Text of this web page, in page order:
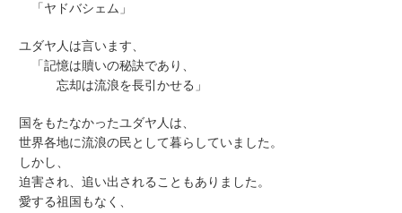
「ヤドバシェム」
ユダヤ人は言います、
「記憶は贖いの秘訣であり、
忘却は流浪を長引かせる」
国をもたなかったユダヤ人は、
世界各地に流浪の民として暮らしていました。
しかし、
迫害され、追い出されることもありました。
愛する祖国もなく、